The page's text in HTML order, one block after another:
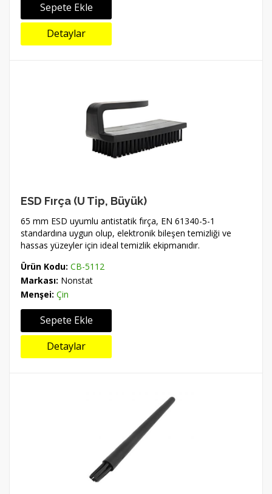
Sepete Ekle
Detaylar
ESD Fırça (U Tip, Büyük)
65 mm ESD uyumlu antistatik fırça, EN 61340-5-1
standardına uygun olup, elektronik bileşen temizliği ve
hassas yüzeyler için ideal temizlik ekipmanıdır.
Ürün Kodu: CB-5112
Markası: Nonstat
Menşei: Çin
Sepete Ekle
Detaylar